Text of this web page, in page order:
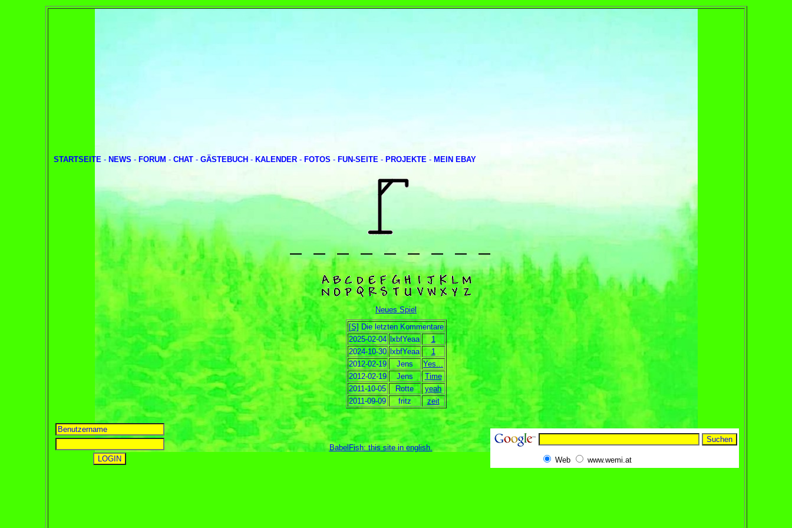
STARTSEITE - NEWS - FORUM - CHAT - GÄSTEBUCH - KALENDER - FOTOS - FUN-SEITE - PROJEKTE - MEIN EBAY
Neues Spiel
[S] Die letzten Kommentare
2025-02-04
lxbfYeaa
1
2024-10-30
lxbfYeaa
1
2012-02-19
Jens
Yes...
2012-02-19
Jens
Time
2011-10-05
Rotte
yeah
2011-09-09
fritz zeit
BabelFish: this site in english.
Web
www.wemi.at